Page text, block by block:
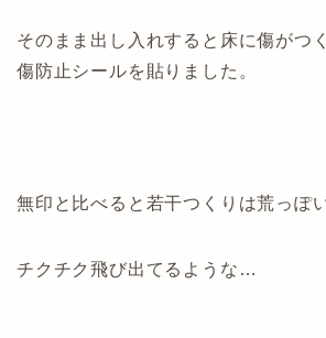
そのまま出し入れすると床に傷がつ
傷防止シールを貼りました。
無印と比べると若干つくりは荒っぽ
チクチク飛び出てるような…